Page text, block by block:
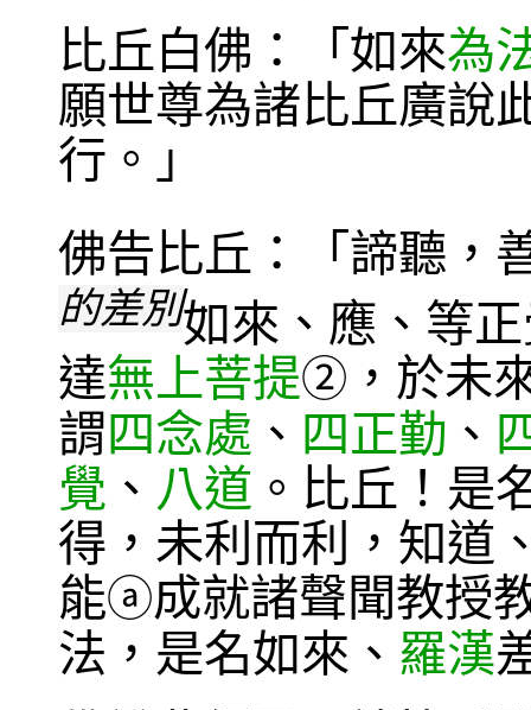
比丘白佛：「如來為
願世尊為諸比丘廣說
行。」
佛告比丘：「諦聽，
的差別如來、應、等
達無上菩提② ，於未
謂四念處 、 四正勤 、
覺 、 八道 。比丘！是
得，未利而利，知道
能ⓐ成就諸聲聞教授
法，是名如來、 羅漢